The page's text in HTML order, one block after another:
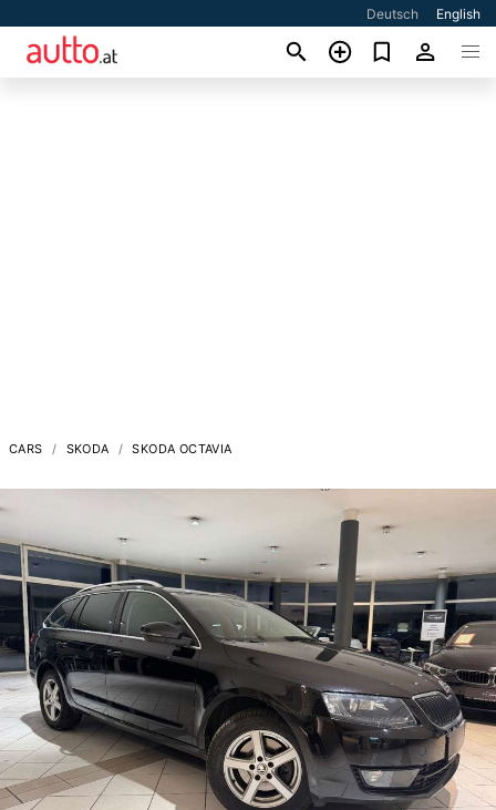
Deutsch English
CARS SKODA SKODA OCTAVIA